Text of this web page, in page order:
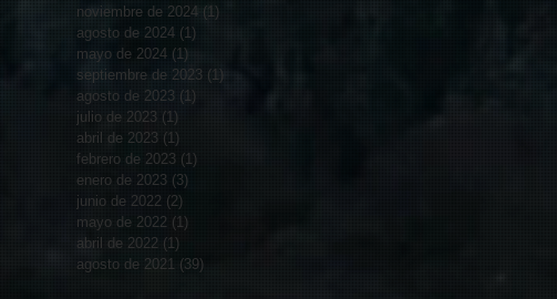
noviembre de 2024 (1)
agosto de 2024 (1)
mayo de 2024 (1)
septiembre de 2023 (1)
agosto de 2023 (1)
julio de 2023 (1)
abril de 2023 (1)
febrero de 2023 (1)
enero de 2023 (3)
junio de 2022 (2)
mayo de 2022 (1)
abril de 2022 (1)
agosto de 2021 (39)